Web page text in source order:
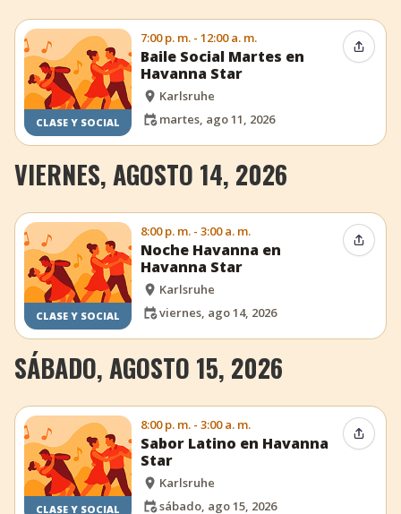
CLASE Y SOCIAL
7:00 p. m. - 12:00 a. m.
Baile Social Martes en
Havanna Star
Karlsruhe
martes, ago 11, 2026
VIERNES, AGOSTO 14, 2026
CLASE Y SOCIAL
8:00 p. m. - 3:00 a. m.
Noche Havanna en
Havanna Star
Karlsruhe
viernes, ago 14, 2026
SÁBADO, AGOSTO 15, 2026
CLASE Y SOCIAL
8:00 p. m. - 3:00 a. m.
Sabor Latino en Havanna
Star
Karlsruhe
sábado, ago 15, 2026